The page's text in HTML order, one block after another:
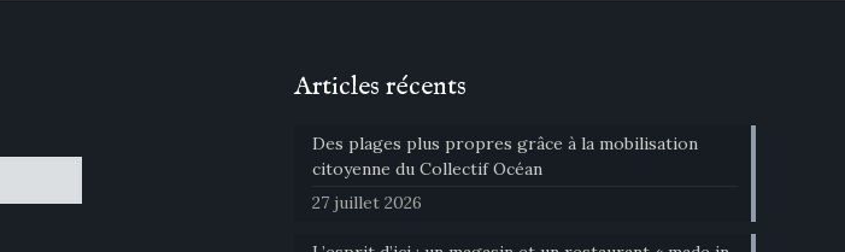
Articles récents
Des plages plus propres grâce à la mobilisation
citoyenne du Collectif Océan
27 juillet 2026